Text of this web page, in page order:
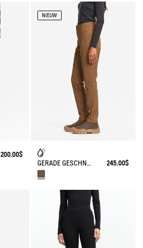
200.00$
NIEUW
GERADE GESCHNITTENER HOSE AUS WASSERABWEISENDER BAUMWOLLE 245.00$